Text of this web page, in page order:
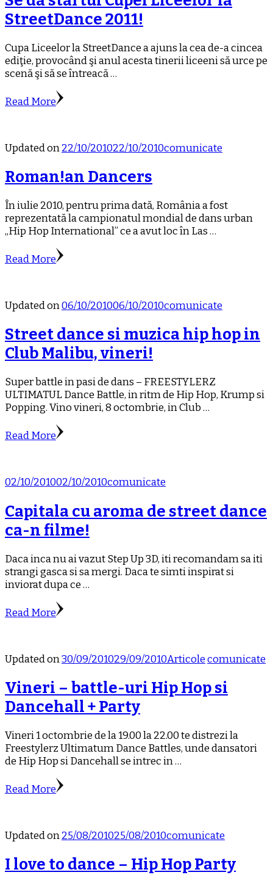
StreetDance 2011!
Cupa Liceelor la StreetDance a ajuns la cea de-a cincea
ediţie, provocând şi anul acesta tinerii liceeni să urce pe
scenă şi să se întreacă …
Read More
Updated on22/10/201022/10/2010comunicate
Roman!an Dancers
În iulie 2010, pentru prima dată, România a fost
reprezentată la campionatul mondial de dans urban
„Hip Hop International” ce a avut loc în Las …
Read More
Updated on06/10/201006/10/2010comunicate
Street dance si muzica hip hop in
Club Malibu, vineri!
Super battle in pasi de dans – FREESTYLERZ
ULTIMATUL Dance Battle, in ritm de Hip Hop, Krump si
Popping. Vino vineri, 8 octombrie, in Club …
Read More
02/10/201002/10/2010comunicate
Capitala cu aroma de street dance
ca-n filme!
Daca inca nu ai vazut Step Up 3D, iti recomandam sa iti
strangi gasca si sa mergi. Daca te simti inspirat si
inviorat dupa ce …
Read More
Updated on30/09/201029/09/2010Articolecomunicate
Vineri – battle-uri Hip Hop si
Dancehall + Party
Vineri 1 octombrie de la 19.00 la 22.00 te distrezi la
Freestylerz Ultimatum Dance Battles, unde dansatori
de Hip Hop si Dancehall se intrec in …
Read More
Updated on25/08/201025/08/2010comunicate
I love to dance – Hip Hop Party